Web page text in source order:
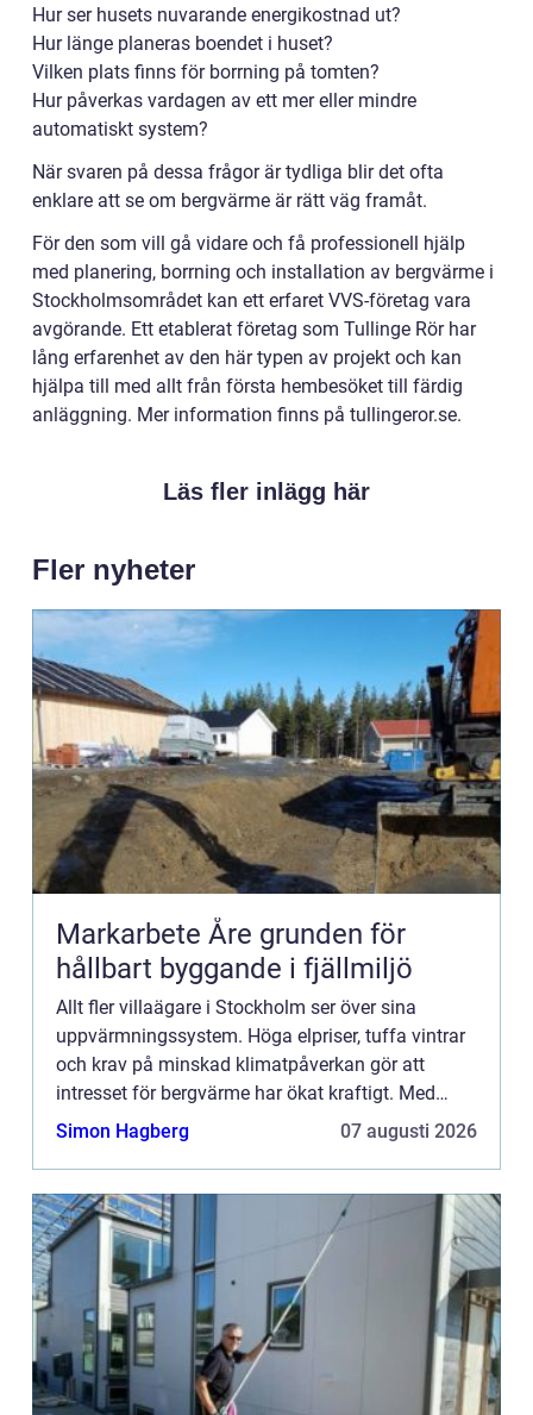
Hur ser husets nuvarande energikostnad ut?
Hur länge planeras boendet i huset?
Vilken plats finns för borrning på tomten?
Hur påverkas vardagen av ett mer eller mindre
automatiskt system?
När svaren på dessa frågor är tydliga blir det ofta
enklare att se om bergvärme är rätt väg framåt.
För den som vill gå vidare och få professionell hjälp
med planering, borrning och installation av bergvärme i
Stockholmsområdet kan ett erfaret VVS-företag vara
avgörande. Ett etablerat företag som Tullinge Rör har
lång erfarenhet av den här typen av projekt och kan
hjälpa till med allt från första hembesöket till färdig
anläggning. Mer information finns på tullingeror.se.
Läs fler inlägg här
Fler nyheter
Markarbete Åre grunden för
hållbart byggande i fjällmiljö
Allt fler villaägare i Stockholm ser över sina
uppvärmningssystem. Höga elpriser, tuffa vintrar
och krav på minskad klimatpåverkan gör att
intresset för bergvärme har ökat kraftigt. Med
bergvär...
Simon Hagberg 07 augusti 2026